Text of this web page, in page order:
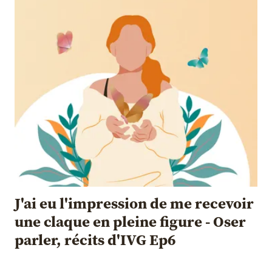
J'ai eu l'impression de me recevoir
une claque en pleine figure - Oser
parler, récits d'IVG Ep6